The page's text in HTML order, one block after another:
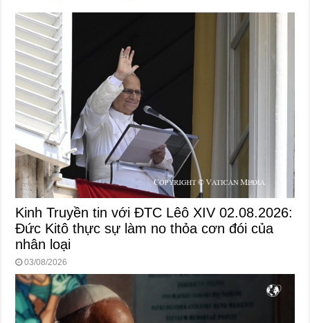
Kinh Truyền tin với ĐTC Lêô XIV 02.08.2026:
Đức Kitô thực sự làm no thỏa cơn đói của
nhân loại
03/08/2026